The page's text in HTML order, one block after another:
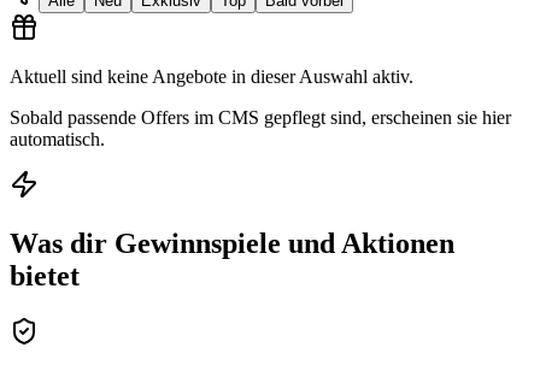
Aktuell sind keine Angebote in dieser Auswahl aktiv.
Sobald passende Offers im CMS gepflegt sind, erscheinen sie hier
automatisch.
Was dir Gewinnspiele und Aktionen
bietet